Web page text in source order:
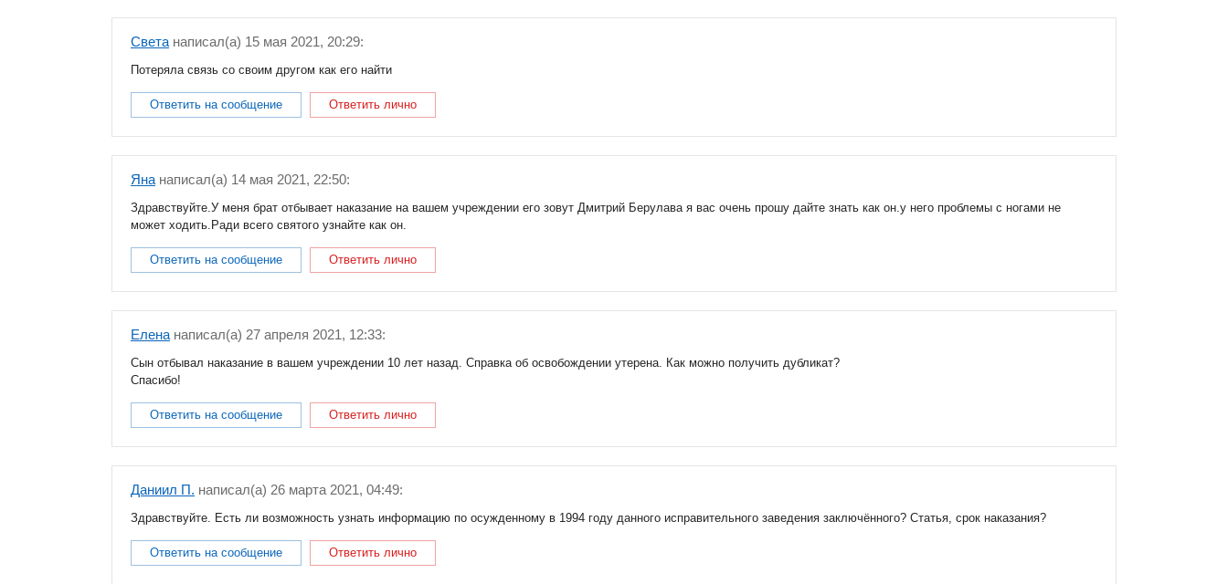
Света написал(a) 15 мая 2021, 20:29:
Потеряла связь со своим другом как его найти
Ответить на сообщение Ответить лично
Яна написал(a) 14 мая 2021, 22:50:
Здравствуйте.У меня брат отбывает наказание на вашем учреждении его зовут Дмитрий Берулава я вас очень прошу дайте знать как он.у него проблемы с ногами не
может ходить.Ради всего святого узнайте как он.
Ответить на сообщение Ответить лично
Елена написал(a) 27 апреля 2021, 12:33:
Сын отбывал наказание в вашем учреждении 10 лет назад. Справка об освобождении утерена. Как можно получить дубликат?
Спасибо!
Ответить на сообщение Ответить лично
Даниил П. написал(a) 26 марта 2021, 04:49:
Здравствуйте. Есть ли возможность узнать информацию по осужденному в 1994 году данного исправительного заведения заключённого? Статья, срок наказания?
Ответить на сообщение Ответить лично